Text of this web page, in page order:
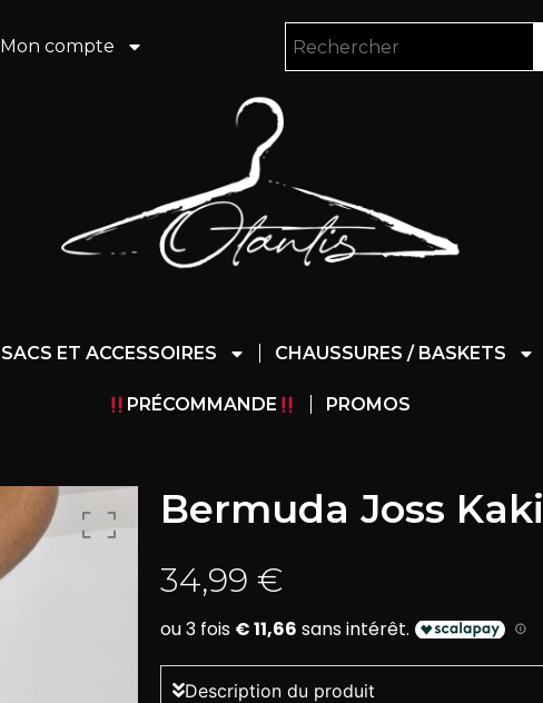
Mon compte
SACS ET ACCESSOIRES CHAUSSURES / BASKETS
PRÉCOMMANDE PROMOS
Bermuda Joss Kaki
34,99 €
Description du produit